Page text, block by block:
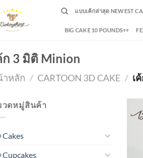
แบบเค้กล่าสุด NEWEST
BIG CAKE 10 POUNDS++
ก 3 มิติ Minion
าหลัก / CARTOON 3D CAKE / เ
วดหมู่สินค้า
Cakes
Cupcakes